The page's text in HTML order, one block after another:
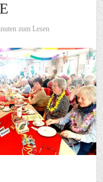
zum Lesen